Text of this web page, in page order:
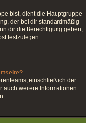
bist, dient die Hauptgruppe
der bei dir standardmäßig
dir die Berechtigung geben,
festzulegen.
einschließlich der
auch weitere Informationen